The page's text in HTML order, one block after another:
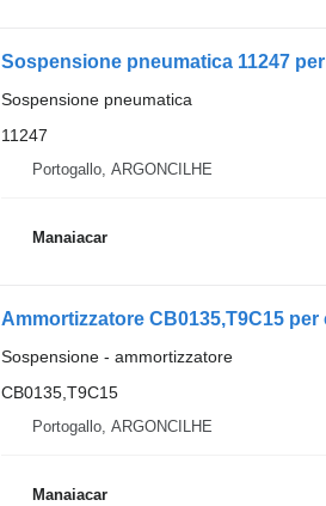
Sospensione pneumatica
11247
Portogallo, ARGONCILHE
Manaiacar
Sospensione - ammortizzatore
CB0135,T9C15
Portogallo, ARGONCILHE
Manaiacar